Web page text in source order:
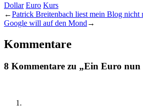
Dollar Euro Kurs
←Patrick Breitenbach liest mein Blog nicht
Google will auf den Mond →
Kommentare
8 Kommentare zu „Ein Euro